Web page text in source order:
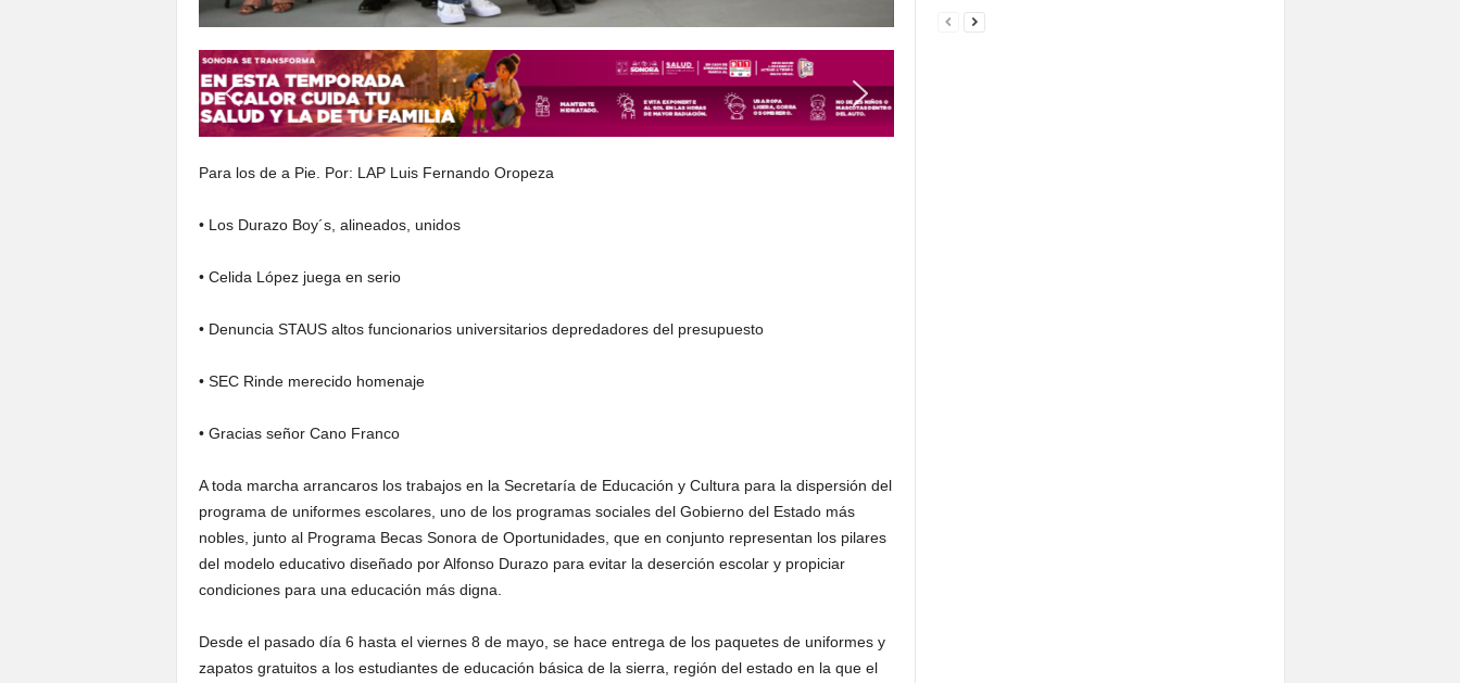
Para los de a Pie. Por: LAP Luis Fernando Oropeza
• Los Durazo Boy´s, alineados, unidos
• Celida López juega en serio
• Denuncia STAUS altos funcionarios universitarios depredadores del presupuesto
• SEC Rinde merecido homenaje
• Gracias señor Cano Franco
A toda marcha arrancaros los trabajos en la Secretaría de Educación y Cultura para la dispersión del
programa de uniformes escolares, uno de los programas sociales del Gobierno del Estado más
nobles, junto al Programa Becas Sonora de Oportunidades, que en conjunto representan los pilares
del modelo educativo diseñado por Alfonso Durazo para evitar la deserción escolar y propiciar
condiciones para una educación más digna.
Desde el pasado día 6 hasta el viernes 8 de mayo, se hace entrega de los paquetes de uniformes y
zapatos gratuitos a los estudiantes de educación básica de la sierra, región del estado en la que el